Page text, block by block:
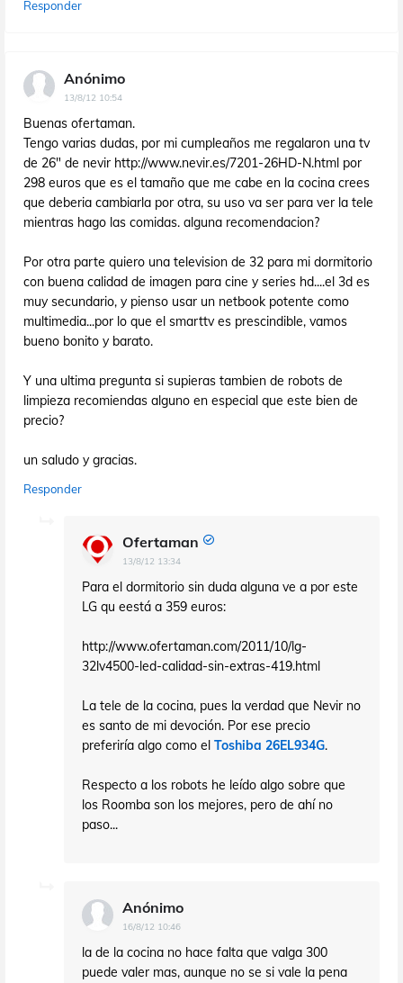
Responder
Anónimo
13/8/12 10:54
Buenas ofertaman.
Tengo varias dudas, por mi cumpleaños me regalaron una tv
de 26" de nevir http://www.nevir.es/7201-26HD-N.html por
298 euros que es el tamaño que me cabe en la cocina crees
que deberia cambiarla por otra, su uso va ser para ver la tele
mientras hago las comidas. alguna recomendacion?
Por otra parte quiero una television de 32 para mi dormitorio
con buena calidad de imagen para cine y series hd....el 3d es
muy secundario, y pienso usar un netbook potente como
multimedia...por lo que el smarttv es prescindible, vamos
bueno bonito y barato.
Y una ultima pregunta si supieras tambien de robots de
limpieza recomiendas alguno en especial que este bien de
precio?
un saludo y gracias.
Responder
Ofertaman
13/8/12 13:34
Para el dormitorio sin duda alguna ve a por este
LG qu eestá a 359 euros:
http://www.ofertaman.com/2011/10/lg-
32lv4500-led-calidad-sin-extras-419.html
La tele de la cocina, pues la verdad que Nevir no
es santo de mi devoción. Por ese precio
preferiría algo como el Toshiba 26EL934G.
Respecto a los robots he leído algo sobre que
los Roomba son los mejores, pero de ahí no
paso...
Anónimo
16/8/12 10:46
la de la cocina no hace falta que valga 300
puede valer mas, aunque no se si vale la pena